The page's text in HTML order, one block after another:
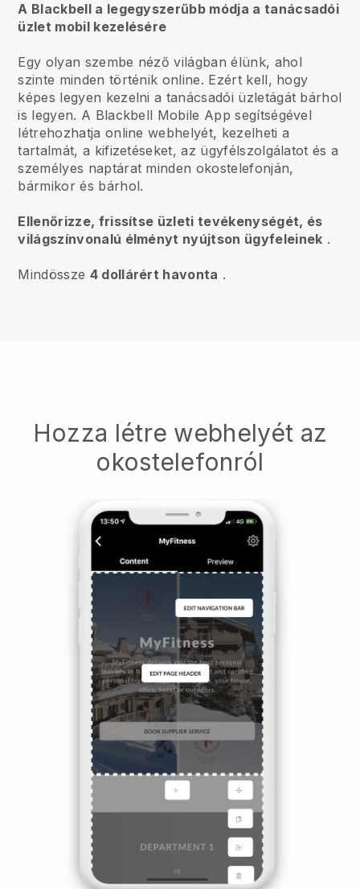
A Blackbell a legegyszerűbb módja a tanácsadói
üzlet mobil kezelésére
Egy olyan szembe néző világban élünk, ahol
szinte minden történik online. Ezért kell, hogy
képes legyen kezelni a tanácsadói üzletágát bárhol
is legyen. A Blackbell Mobile App segítségével
létrehozhatja online webhelyét, kezelheti a
tartalmát, a kifizetéseket, az ügyfélszolgálatot és a
személyes naptárat minden okostelefonján,
bármikor és bárhol.
Ellenőrizze, frissítse üzleti tevékenységét, és
világszínvonalú élményt nyújtson ügyfeleinek .
Mindössze 4 dollárért havonta .
Hozza létre webhelyét az
okostelefonról